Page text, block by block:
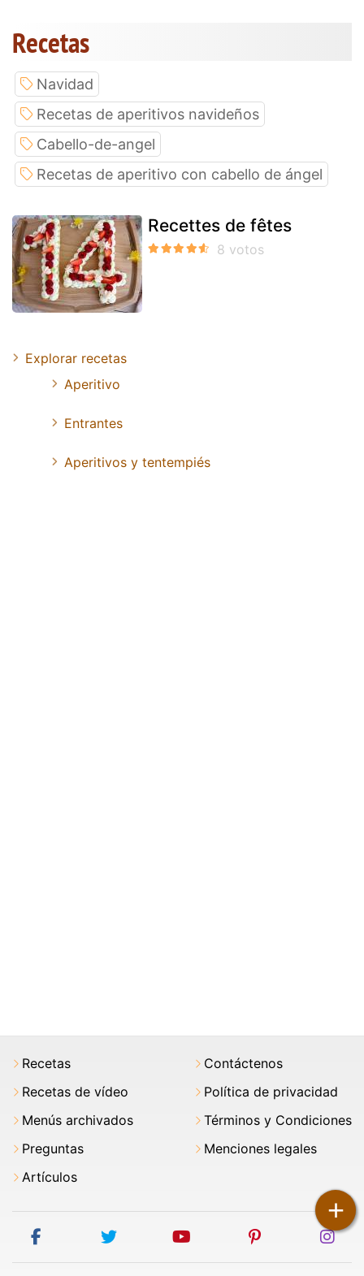
+
Recetas
Navidad
Recetas de aperitivos navideños
Cabello-de-angel
Recetas de aperitivo con cabello de ángel
Recettes de fêtes
Explorar recetas
Aperitivo
Entrantes
Aperitivos y tentempiés
Recetas
Recetas de vídeo
Menús archivados
Preguntas
Artículos
Contáctenos
Política de privacidad
Términos y Condiciones
Menciones legales
facebook twitter youtube pinterest